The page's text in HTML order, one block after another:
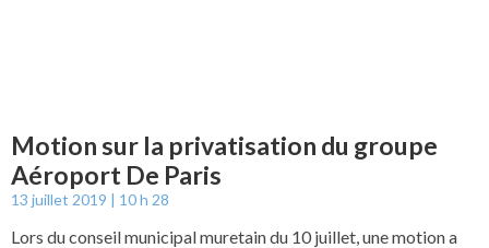
Motion sur la privatisation du groupe
Aéroport De Paris
13 juillet 2019 10 h 28
Lors du conseil municipal muretain du 10 juillet, une motion a